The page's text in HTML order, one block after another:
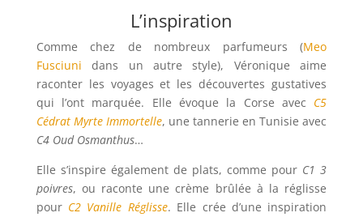
L’inspiration
Comme chez de nombreux parfumeurs (Meo
Fusciuni dans un autre style), Véronique aime
raconter les voyages et les découvertes gustatives
qui l’ont marquée. Elle évoque la Corse avec C5
Cédrat Myrte Immortelle, une tannerie en Tunisie avec
C4 Oud Osmanthus…
Elle s’inspire également de plats, comme pour C1 3
poivres, ou raconte une crème brûlée à la réglisse
pour C2 Vanille Réglisse. Elle crée d’une inspiration